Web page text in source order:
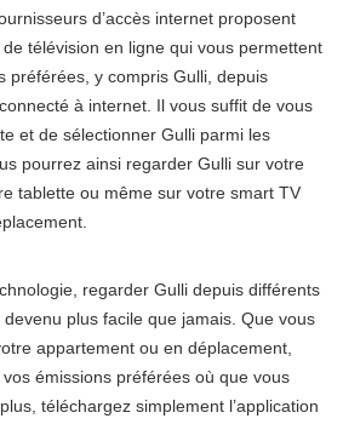
d’accès internet proposent
télévision en ligne qui vous permettent
préférées, y compris Gulli, depuis
à internet. Il vous suffit de vous
et de sélectionner Gulli parmi les
pourrez ainsi regarder Gulli sur votre
tablette ou même sur votre smart TV
regarder Gulli depuis différents
plus facile que jamais. Que vous
appartement ou en déplacement,
émissions préférées où que vous
téléchargez simplement l’application